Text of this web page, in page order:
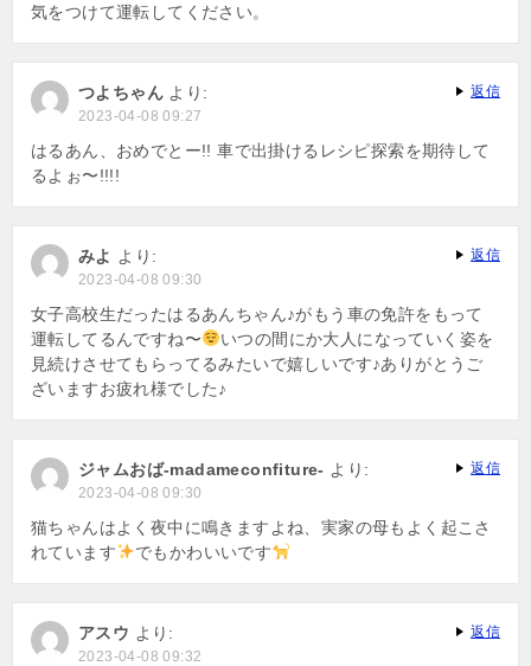
気をつけて運転してください。
つよちゃん より:
2023-04-08 09:27
はるあん、おめでとー!! 車で出掛けるレシピ探索を期待して
るよぉ〜!!!!
返信
みよ より:
2023-04-08 09:30
女子高校生だったはるあんちゃん♪がもう車の免許をもって
運転してるんですね〜
いつの間にか大人になっていく姿を
見続けさせてもらってるみたいで嬉しいです♪ありがとうご
ざいますお疲れ様でした♪
返信
ジャムおば-madameconfiture- より:
2023-04-08 09:30
猫ちゃんはよく夜中に鳴きますよね、実家の母もよく起こさ
れています
でもかわいいです
返信
アスウ より:
2023-04-08 09:32
返信